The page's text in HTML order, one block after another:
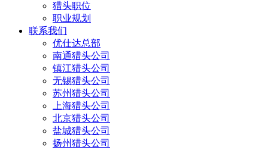
猎头职位
职业规划
联系我们
优仕达总部
南通猎头公司
镇江猎头公司
无锡猎头公司
苏州猎头公司
上海猎头公司
北京猎头公司
盐城猎头公司
扬州猎头公司